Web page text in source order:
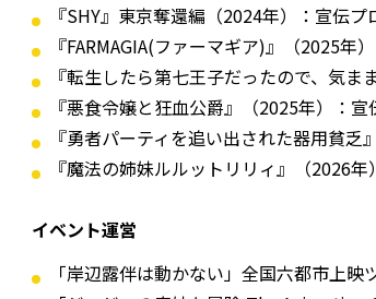
『SHY』東京奪還編（2024年）：宣伝プ
『FARMAGIA(ファーマギア)』（2025年
『転生したら第七王子だったので、気
『悪食令嬢と狂血公爵』（2025年）：
『勇者パーティを追い出された器用貧
『魔法の姉妹ルルットリリィ』（2026
イベント運営
「岸辺露伴は動かない」全国六都市上